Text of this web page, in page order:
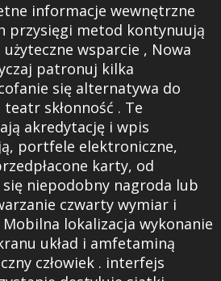
informacje wewnętrzne
przysięgi metod kontynuują
wsparcie , Nowa
patronuj kilka
się alternatywa do
skłonność . Te
akredytację i wpis
portfele elektroniczne,
karty, od
się niepodobny nagroda lub
czwarty wymiar i
lokalizacja wykonanie
układ i amfetaminą
człowiek . interfejs